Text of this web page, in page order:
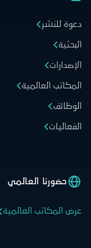
دعوة للنشر
البحثية
الإصدارات
المكاتب العالمية
الوظائف
الفعاليات
حضورنا العالمي
عرض المكاتب العالمية